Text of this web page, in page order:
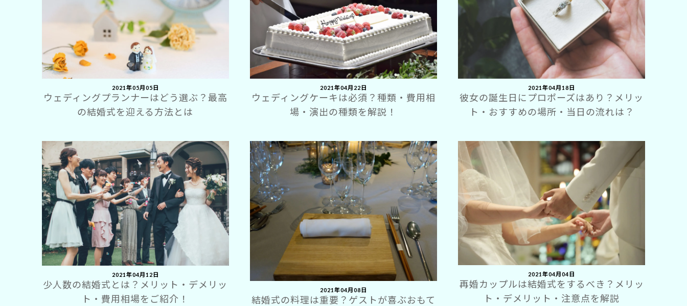
2021年05月05日
ウェディングプランナーはどう選ぶ？最高
の結婚式を迎える方法とは
2021年04月22日
ウェディングケーキは必須？種類・費用相
場・演出の種類を解説！
2021年04月18日
彼女の誕生日にプロポーズはあり？メリッ
ト・おすすめの場所・当日の流れは？
2021年04月12日
少人数の結婚式とは？メリット・デメリッ
ト・費用相場をご紹介！
2021年04月08日
結婚式の料理は重要？ゲストが喜ぶおもて
2021年04月04日
再婚カップルは結婚式をするべき？メリッ
ト・デメリット・注意点を解説